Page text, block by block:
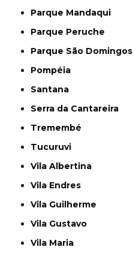
Parque Mandaqui
Parque Peruche
Parque São Domingos
Pompéia
Santana
Serra da Cantareira
Tremembé
Tucuruvi
Vila Albertina
Vila Endres
Vila Guilherme
Vila Gustavo
Vila Maria